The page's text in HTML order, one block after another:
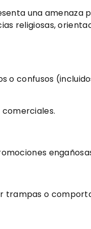
una amenaza
religiosas,
o confusos
trampas o